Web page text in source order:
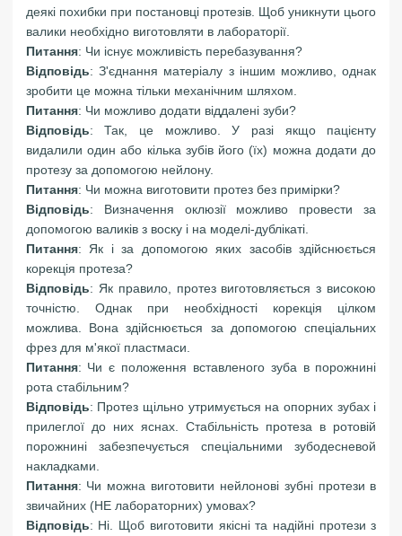
деякі похибки при постановці протезів. Щоб уникнути цього
валики необхідно виготовляти в лабораторії.
Питання: Чи існує можливість перебазування?
Відповідь: З'єднання матеріалу з іншим можливо, однак
зробити це можна тільки механічним шляхом.
Питання: Чи можливо додати віддалені зуби?
Відповідь: Так, це можливо. У разі якщо пацієнту
видалили один або кілька зубів його (їх) можна додати до
протезу за допомогою нейлону.
Питання: Чи можна виготовити протез без примірки?
Відповідь: Визначення оклюзії можливо провести за
допомогою валиків з воску і на моделі-дублікаті.
Питання: Як і за допомогою яких засобів здійснюється
корекція протеза?
Відповідь: Як правило, протез виготовляється з високою
точністю. Однак при необхідності корекція цілком
можлива. Вона здійснюється за допомогою спеціальних
фрез для м'якої пластмаси.
Питання: Чи є положення вставленого зуба в порожнині
рота стабільним?
Відповідь: Протез щільно утримується на опорних зубах і
прилеглої до них яснах. Стабільність протеза в ротовій
порожнині забезпечується спеціальними зубодесневой
накладками.
Питання: Чи можна виготовити нейлонові зубні протези в
звичайних (НЕ лабораторних) умовах?
Відповідь: Ні. Щоб виготовити якісні та надійні протези з